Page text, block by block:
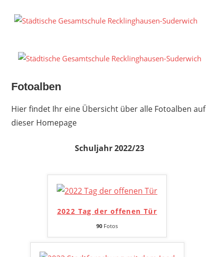
Inhalt
Fotoalben
Hier findet Ihr eine Übersicht über alle Fotoalben auf
dieser Homepage
Schuljahr 2022/23
2022 Tag der offenen Tür
90 Fotos